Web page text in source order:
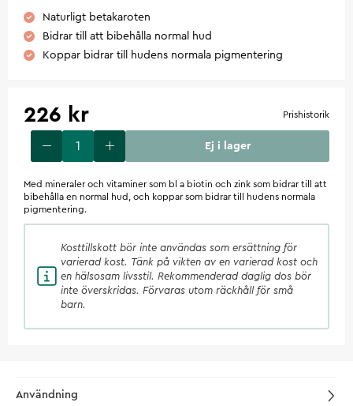
Naturligt betakaroten
Bidrar till att bibehålla normal hud
Koppar bidrar till hudens normala pigmentering
226 kr Prishistorik
Ej i lager
Med mineraler och vitaminer som bl a biotin och zink som bidrar till att
bibehålla en normal hud, och koppar som bidrar till hudens normala
pigmentering.
Kosttillskott bör inte användas som ersättning för
varierad kost. Tänk på vikten av en varierad kost och
en hälsosam livsstil. Rekommenderad daglig dos bör
inte överskridas. Förvaras utom räckhåll för små
barn.
Användning